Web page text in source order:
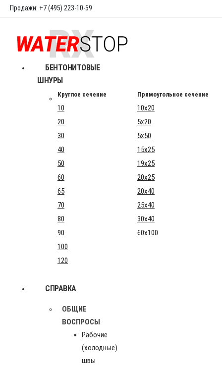
Продажи: +7 (495) 223-10-59
БЕНТОНИТОВЫЕ
ШНУРЫ
Круглое сечение Прямоугольное сечение
10
10x20
20
5x20
30
5x50
40
15x25
50
19x25
60
20x25
65
20x40
70
25x40
80
30x40
90
60x100
100
120
СПРАВКА
ОБЩИЕ
ВОСПРОСЫ
Рабочие
(холодные)
швы